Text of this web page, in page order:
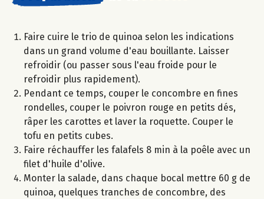
Faire cuire le trio de quinoa selon les indications
dans un grand volume d'eau bouillante. Laisser
refroidir (ou passer sous l'eau froide pour le
refroidir plus rapidement).
Pendant ce temps, couper le concombre en fines
rondelles, couper le poivron rouge en petits dés,
râper les carottes et laver la roquette. Couper le
tofu en petits cubes.
Faire réchauffer les falafels 8 min à la poêle avec un
filet d'huile d'olive.
Monter la salade, dans chaque bocal mettre 60 g de
quinoa, quelques tranches de concombre, des